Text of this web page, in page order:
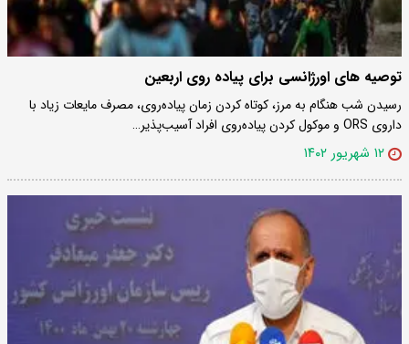
توصیه‌ های اورژانسی برای پیاده‌ روی اربعین
رسیدن شب هنگام به مرز، کوتاه کردن زمان پیاده‌روی، مصرف مایعات زیاد با
داروی ORS و موکول کردن پیاده‌روی افراد آسیب‌پذیر…
۱۲ شهریور ۱۴۰۲